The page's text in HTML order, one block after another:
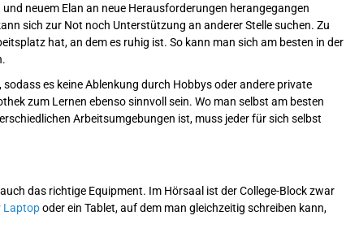
neuem Elan an neue Herausforderungen herangegangen
sich zur Not noch Unterstützung an anderer Stelle suchen. Zu
hat, an dem es ruhig ist. So kann man sich am besten in der
es keine Ablenkung durch Hobbys oder andere private
zum Lernen ebenso sinnvoll sein. Wo man selbst am besten
Arbeitsumgebungen ist, muss jeder für sich selbst
das richtige Equipment. Im Hörsaal ist der College-Block zwar
Laptopoder ein Tablet, auf dem man gleichzeitig schreiben kann,